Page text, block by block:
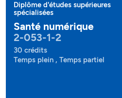
Diplôme d'études supérieures
spécialisées
Santé numérique
2-053-1-2
30 crédits
Temps plein , Temps partiel